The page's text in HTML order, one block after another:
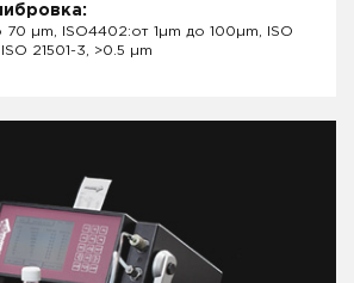
70 µm, ISO4402:от 1µm до 100µm, ISO
21501-3, >0.5 µm